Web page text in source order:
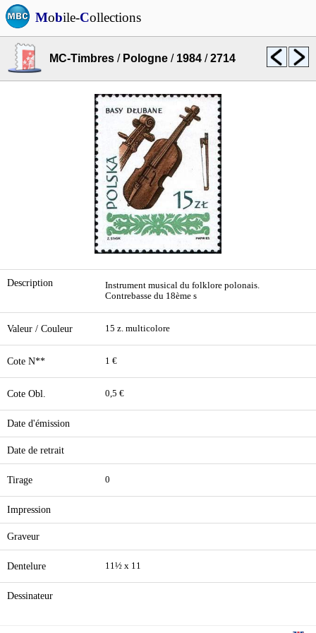
Mobile-Collections
MC-Timbres / Pologne / 1984 /2714
Description
Instrument musical du folklore polonais.
Contrebasse du 18ème s
Valeur / Couleur 15 z. multicolore
Cote N** 1 €
Cote Obl. 0,5 €
Date d'émission
Date de retrait
Tirage 0
Impression
Graveur
Dentelure 11½ x 11
Dessinateur